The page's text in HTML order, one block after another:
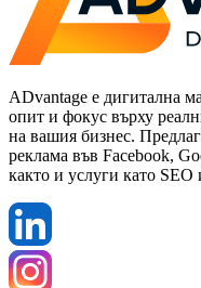
ADvantage е дигитална
опит и фокус върху
на вашия бизнес.
реклама във Facebook,
както и услуги като